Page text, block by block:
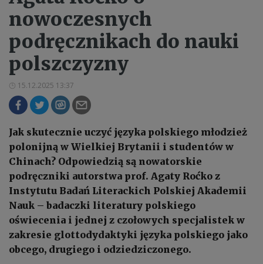
nowoczesnych
podręcznikach do nauki
polszczyzny
15.12.2025 13:37
Jak skutecznie uczyć języka polskiego młodzież
polonijną w Wielkiej Brytanii i studentów w
Chinach? Odpowiedzią są nowatorskie
podręczniki autorstwa prof. Agaty Roćko z
Instytutu Badań Literackich Polskiej Akademii
Nauk – badaczki literatury polskiego
oświecenia i jednej z czołowych specjalistek w
zakresie glottodydaktyki języka polskiego jako
obcego, drugiego i odziedziczonego.